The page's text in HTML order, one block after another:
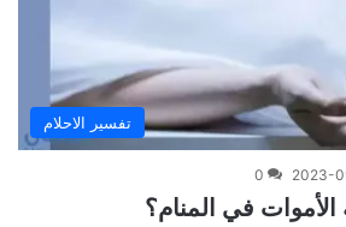
تفسير الاحلام
2023-
0
في المنام؟